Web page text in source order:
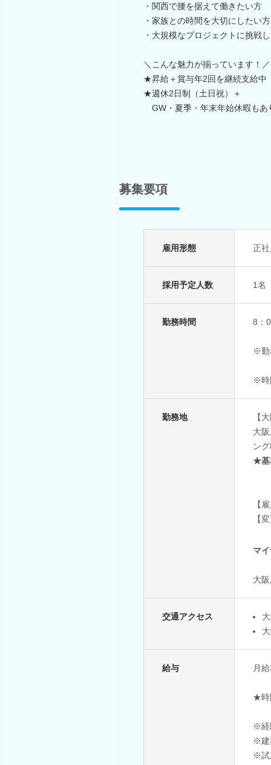
・関西で腰を据えて働きたい方
・家族との時間を大切にしたい方
・大規模なプロジェクトに挑戦
＼こんな魅力が揃っています！／
★昇給＋賞与年2回を継続支給中
★週休2日制（土日祝）＋
GW・夏季・年末年始休暇もあ
募集要項
雇用形態 正
採用予定人数 1名
勤務時間 8：
※勤
※時
勤務地
【
大
ン
★基
【
【
マ
大
交通アクセス
給与 月
★時
※経
※建
※試